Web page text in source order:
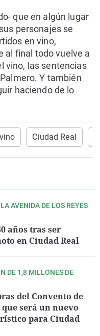
que en algún lugar
personajes se
en vino,
al final todo vuelve a
vino, las sentencias
Y también
haciendo de lo
vino Ciudad Real
AVENIDA DE LOS REYES
años tras ser
en Ciudad Real
DE 1,8 MILLONES DE
del Convento de
será un nuevo
para Ciudad